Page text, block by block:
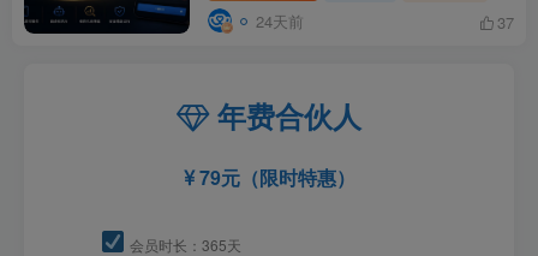
24天前 37
年费合伙人
79元（限时特惠）
会员时长：365天